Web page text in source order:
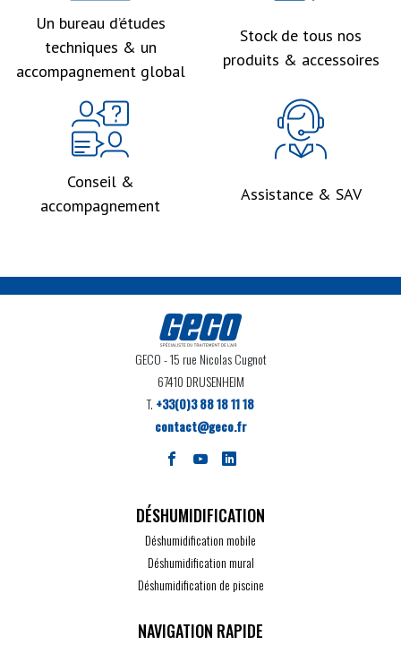
Un bureau d’études
techniques & un
accompagnement global
Stock de tous nos
produits & accessoires
Conseil &
accompagnement
Assistance & SAV
GECO- 15 rue Nicolas Cugnot
67410 DRUSENHEIM
T. +33(0)3 88 18 11 18
contact@geco.fr
DÉSHUMIDIFICATION
Déshumidification mobile
Déshumidification mural
Déshumidification de piscine